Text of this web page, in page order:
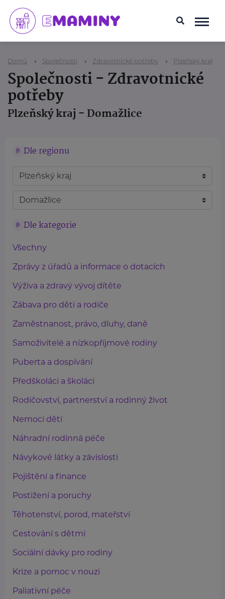
Domů Společnosti Zdravotnické potřeby Plzeňský kraj
Společnosti - Zdravotnické
potřeby
Plzeňský kraj - Domažlice
Dle regionu
Dle kategorie
Všechny
Zprávy z úřadů a informace o dotacích
Výživa a zdravý vývoj dítěte
Zábava pro děti a rodiče
Zaměstnanost, právo, dluhy, daně
Samoživitelé a nízkopříjmové rodiny
Puberta a dospívání
Předškoláci a školáci
Rodičovství, partnerství a rodinný život
Nemoci dětí
Náhradní rodinná péče
Návykové látky a závislosti
Pojištění a finance
Postižení a poruchy
Těhotenství, porod, mateřství
Cestování s dětmi
Sociální dávky pro rodiny
Krize a pomoc v nouzi
Paliativní péče